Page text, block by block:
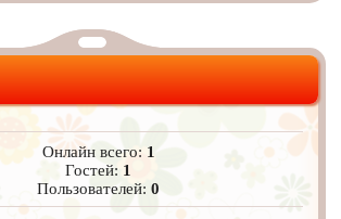
Онлайн всего: 1
Гостей: 1
Пользователей:0